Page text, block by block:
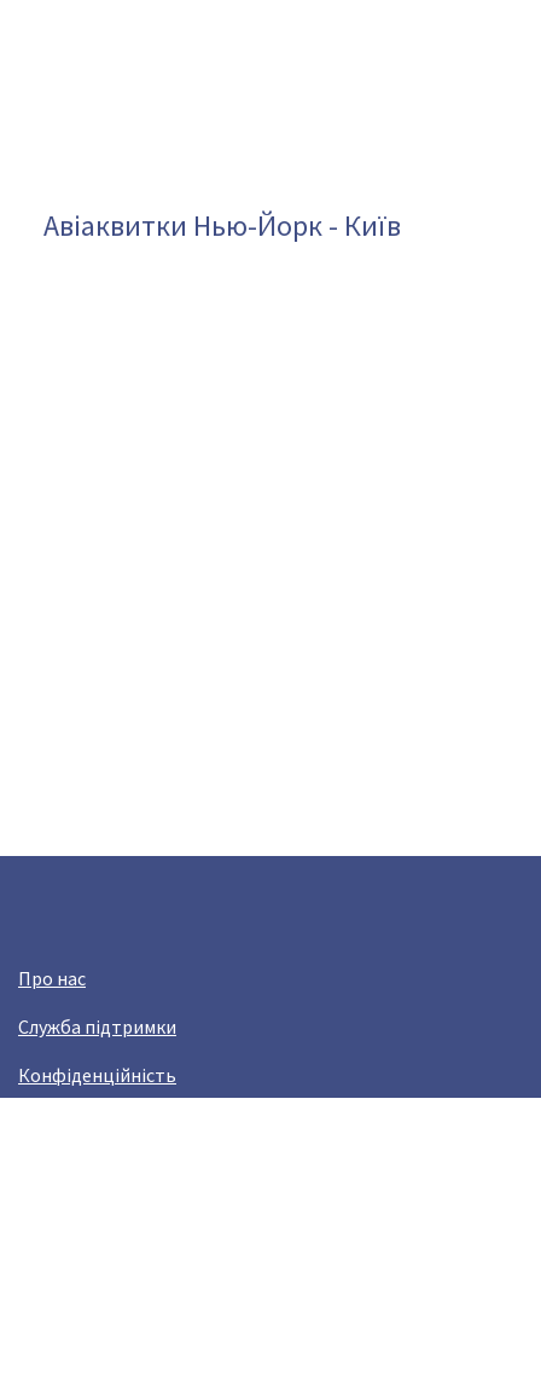
Авіаквитки Нью-Йорк - Київ
Про нас
Служба підтримки
Конфіденційність